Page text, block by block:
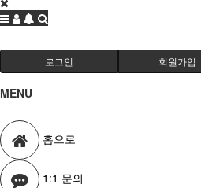
로그인 회원가입
MENU
홈으로
1:1 문의